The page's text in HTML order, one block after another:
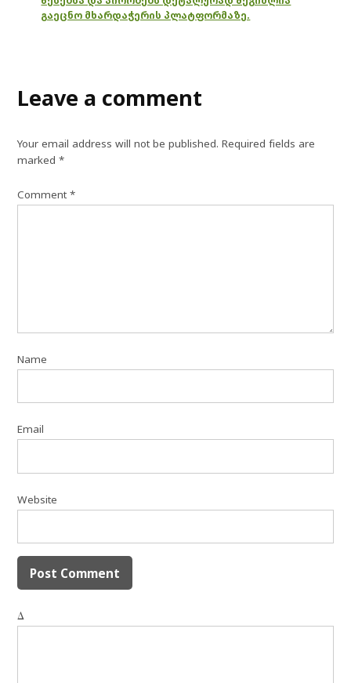
გაეცნო მხარდაჭერის პლატფორმაზე.
Leave a comment
Your email address will not be published. Required fields are
marked*
Comment*
Name
Email
Website
Δ